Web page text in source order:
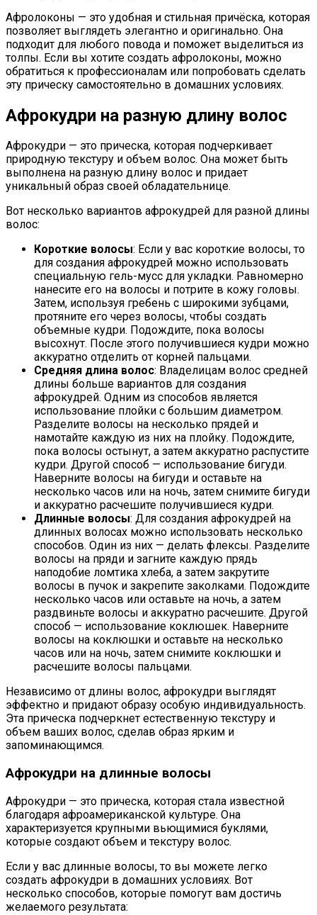
Афролоконы — это удобная и стильная причёска, которая
позволяет выглядеть элегантно и оригинально. Она
подходит для любого повода и поможет выделиться из
толпы. Если вы хотите создать афролоконы, можно
обратиться к профессионалам или попробовать сделать
эту прическу самостоятельно в домашних условиях.
Афрокудри на разную длину волос
Афрокудри — это прическа, которая подчеркивает
природную текстуру и объем волос. Она может быть
выполнена на разную длину волос и придает
уникальный образ своей обладательнице.
Вот несколько вариантов афрокудрей для разной длины
волос:
Короткие волосы: Если у вас короткие волосы, то
для создания афрокудрей можно использовать
специальную гель-мусс для укладки. Равномерно
нанесите его на волосы и потрите в кожу головы.
Затем, используя гребень с широкими зубцами,
протяните его через волосы, чтобы создать
объемные кудри. Подождите, пока волосы
высохнут. После этого получившиеся кудри можно
аккуратно отделить от корней пальцами.
Средняя длина волос: Владелицам волос средней
длины больше вариантов для создания
афрокудрей. Одним из способов является
использование плойки с большим диаметром.
Разделите волосы на несколько прядей и
намотайте каждую из них на плойку. Подождите,
пока волосы остынут, а затем аккуратно распустите
кудри. Другой способ — использование бигуди.
Наверните волосы на бигуди и оставьте на
несколько часов или на ночь, затем снимите бигуди
и аккуратно расчешите получившиеся кудри.
Длинные волосы: Для создания афрокудрей на
длинных волосах можно использовать несколько
способов. Один из них — делать флексы. Разделите
волосы на пряди и загните каждую прядь
наподобие ломтика хлеба, а затем закрутите
волосы в пучок и закрепите заколками. Подождите
несколько часов или оставьте на ночь, а затем
раздвиньте волосы и аккуратно расчешите. Другой
способ — использование коклюшек. Наверните
волосы на коклюшки и оставьте на несколько
часов или на ночь, затем снимите коклюшки и
расчешите волосы пальцами.
Независимо от длины волос, афрокудри выглядят
эффектно и придают образу особую индивидуальность.
Эта прическа подчеркнет естественную текстуру и
объем ваших волос, сделав образ ярким и
запоминающимся.
Афрокудри на длинные волосы
Афрокудри — это прическа, которая стала известной
благодаря афроамериканской культуре. Она
характеризуется крупными вьющимися буклями,
которые создают объем и текстуру волос.
Если у вас длинные волосы, то вы можете легко
создать афрокудри в домашних условиях. Вот
несколько способов, которые помогут вам достичь
желаемого результата: